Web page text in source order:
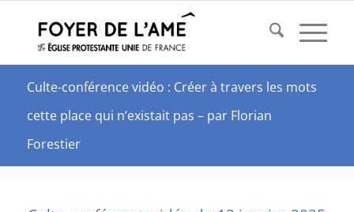
Culte-conférence vidéo : Créer à travers les mots
cette place qui n’existait pas – par Florian
Forestier